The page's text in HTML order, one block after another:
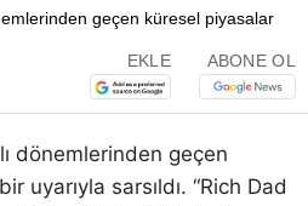
EKLE ABONE OL
dönemlerinden geçen
uyarıyla sarsıldı. “Rich Dad